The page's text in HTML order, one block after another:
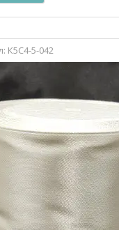
К5С4-5-042